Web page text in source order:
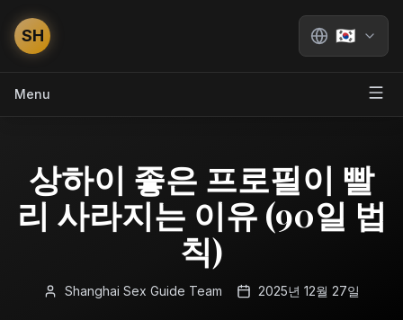
SH 🇰🇷
Menu
상하이 좋은 프로필이 빨
리 사라지는 이유 (90일 법
칙)
Shanghai Sex Guide Team 2025년 12월 27일